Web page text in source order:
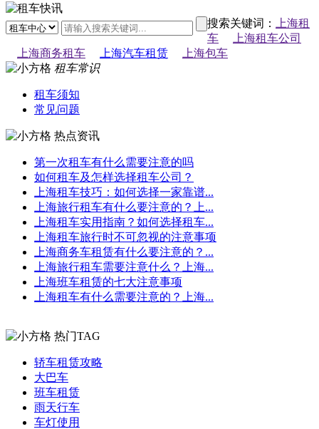
搜索关键词：
上海租
车
上海租车公司
上海商务租车
上海汽车租赁
上海包车
租车常识
租车须知
常见问题
热点资讯
第一次租车有什么需要注意的吗
如何租车及怎样选择租车公司？
上海租车技巧：如何选择一家靠谱...
上海旅行租车有什么要注意的？上...
上海租车实用指南？如何选择租车...
上海租车旅行时不可忽视的注意事项
上海商务车租赁有什么要注意的？...
上海旅行租车需要注意什么？上海...
上海班车租赁的七大注意事项
上海租车有什么需要注意的？上海...
热门TAG
轿车租赁攻略
大巴车
班车租赁
雨天行车
车灯使用